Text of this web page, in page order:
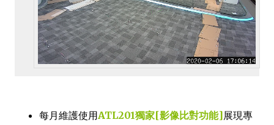
每月維護使用ATL201獨家[影像比對功能]展現專